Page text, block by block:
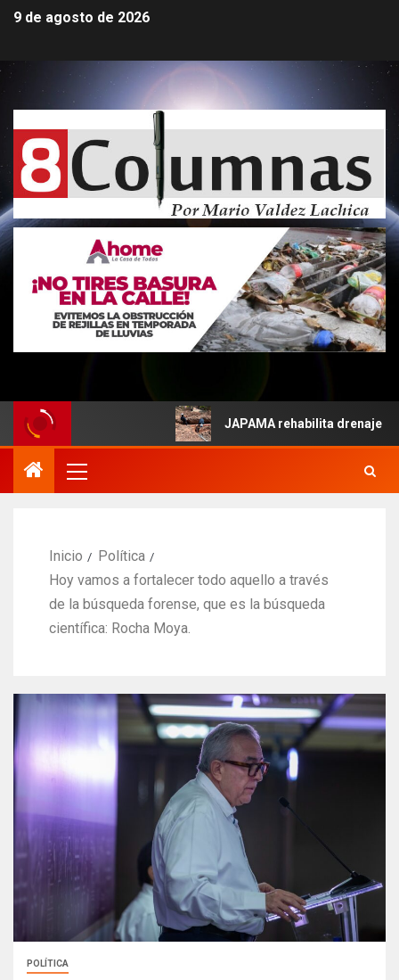
9 de agosto de 2026
JAPAMA rehabilita drenaje
Inicio
Política
Hoy vamos a fortalecer todo aquello a través
de la búsqueda forense, que es la búsqueda
científica: Rocha Moya.
POLÍTICA